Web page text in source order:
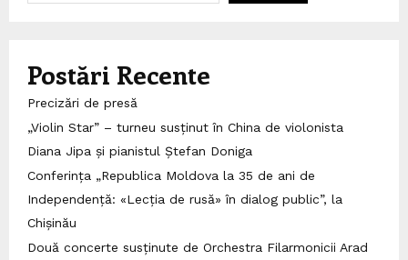
Postări Recente
Precizări de presă
„Violin Star” – turneu susținut în China de violonista
Diana Jipa și pianistul Ștefan Doniga
Conferința „Republica Moldova la 35 de ani de
Independență: «Lecția de rusă» în dialog public”, la
Chișinău
Două concerte susținute de Orchestra Filarmonicii Arad